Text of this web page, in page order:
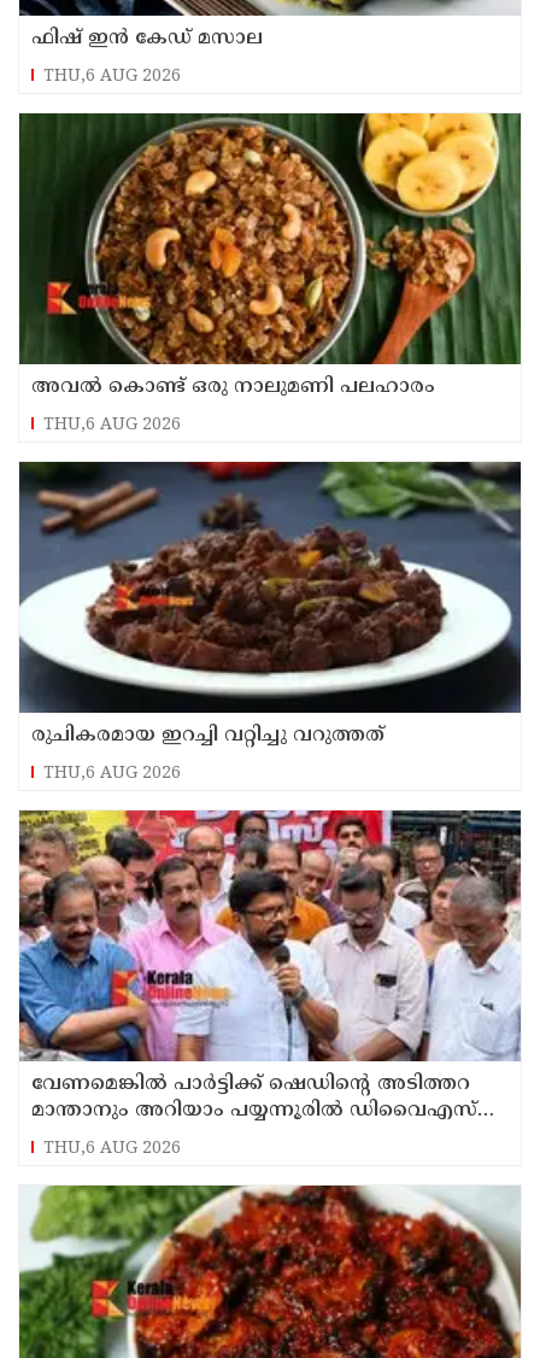
ഫിഷ് ഇൻ കേഡ് മസാല
THU,6 AUG 2026
അവൽ കൊണ്ട് ഒരു നാലുമണി പലഹാരം
THU,6 AUG 2026
രുചികരമായ ഇറച്ചി വറ്റിച്ചു വറുത്തത്
THU,6 AUG 2026
വേണമെങ്കിൽ പാർട്ടിക്ക് ഷെഡിൻ്റെ അടിത്തറ
മാന്താനും അറിയാം പയ്യന്നൂരിൽ ഡിവൈഎസ്പി
ഓഫീസ് മാർച്ചിനിടെ വിവാദ പ്രസംഗവുമായി കെ
കെ രാഗേഷ്
THU,6 AUG 2026